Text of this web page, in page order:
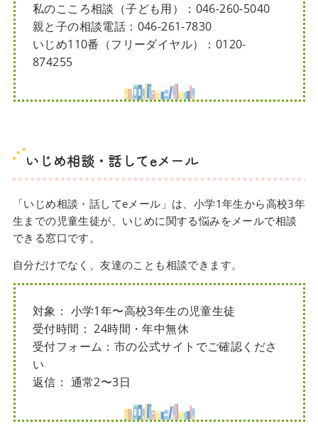
私のこころ相談（子ども用）：046-260-5040
親と子の相談電話：046-261-7830
いじめ110番（フリーダイヤル）：0120-
874255
いじめ相談・話してeメール
「いじめ相談・話してeメール」は、小学1年生から高校3年
生までの児童生徒が、いじめに関する悩みをメールで相談
できる窓口です。
自分だけでなく、友達のことも相談できます。
対象： 小学1年〜高校3年生の児童生徒
受付時間： 24時間・年中無休
受付フォーム：市の公式サイトでご確認くださ
い
返信： 通常2〜3日